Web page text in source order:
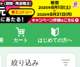
カート はじめての方へ
絞り込み